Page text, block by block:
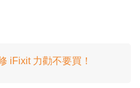
iFixit 力勸不要買！